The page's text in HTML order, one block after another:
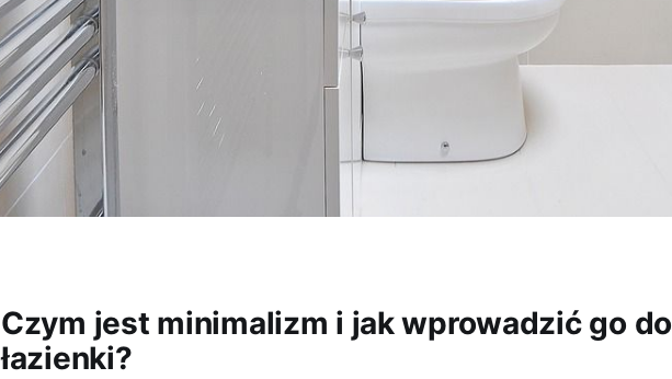
Czym jest minimalizm i jak wprowadzić go do
łazienki?